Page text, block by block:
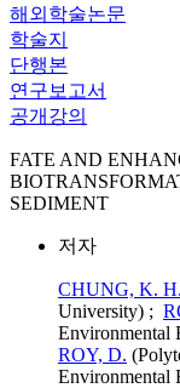
해외학술논문
학술지
단행본
연구보고서
공개강의
FATE AND
SEDIMENT
저자
CHUNG, K. H.
University) ;
Environmental
ROY, D.
Environmental